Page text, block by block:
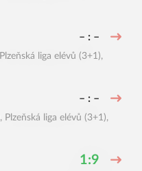
– : –
Plzeňská liga elévů (3+1),
– : –
, Plzeňská liga elévů (3+1),
1:9